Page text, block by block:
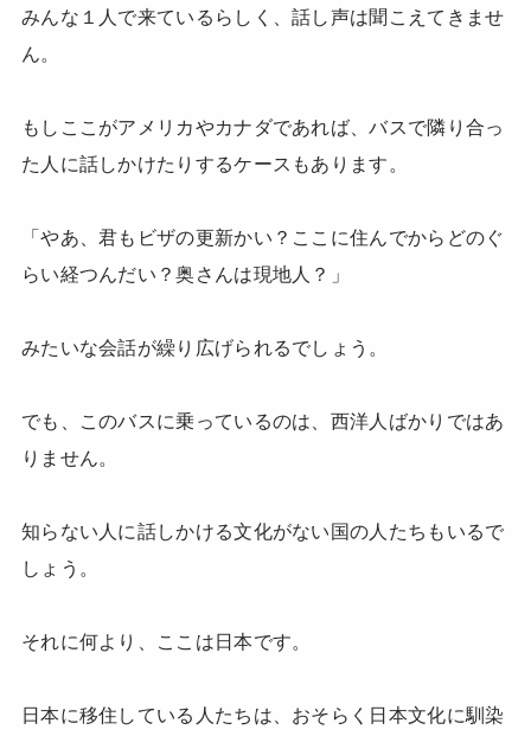
みんな１人で来ているらしく、話し声は聞こえてきませ
ん。
もしここがアメリカやカナダであれば、バスで隣り合っ
た人に話しかけたりするケースもあります。
「やあ、君もビザの更新かい？ここに住んでからどのぐ
らい経つんだい？奥さんは現地人？」
みたいな会話が繰り広げられるでしょう。
でも、このバスに乗っているのは、西洋人ばかりではあ
りません。
知らない人に話しかける文化がない国の人たちもいるで
しょう。
それに何より、ここは日本です。
日本に移住している人たちは、おそらく日本文化に馴染